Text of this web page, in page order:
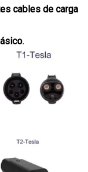
cables de carga